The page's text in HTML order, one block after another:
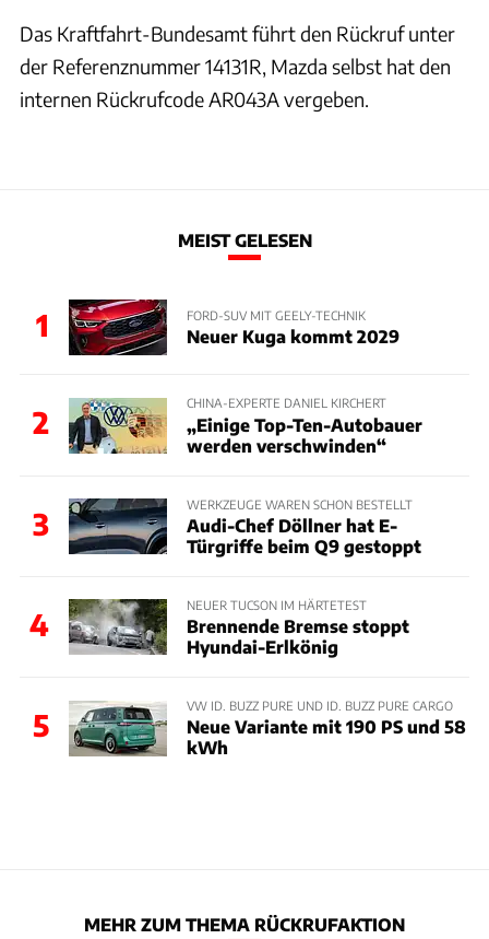
Das Kraftfahrt-Bundesamt führt den Rückruf unter
der Referenznummer 14131R, Mazda selbst hat den
internen Rückrufcode AR043A vergeben.
MEIST GELESEN
1 FORD-SUV MIT GEELY-TECHNIK
Neuer Kuga kommt 2029
2
CHINA-EXPERTE DANIEL KIRCHERT
„Einige Top-Ten-Autobauer
werden verschwinden“
3
WERKZEUGE WAREN SCHON BESTELLT
Audi-Chef Döllner hat E-
Türgriffe beim Q9 gestoppt
4
NEUER TUCSON IM HÄRTETEST
Brennende Bremse stoppt
Hyundai-Erlkönig
5
VW ID. BUZZ PURE UND ID. BUZZ PURE CARGO
Neue Variante mit 190 PS und 58
kWh
MEHR ZUM THEMA RÜCKRUFAKTION